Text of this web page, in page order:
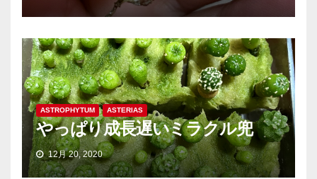
ASTROPHYTUM ASTERIAS
やっぱり成長遅いミラクル兜
12月 20, 2020